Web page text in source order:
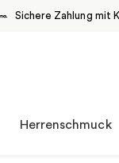
Sichere Zahlung mit
Herrenschmuck